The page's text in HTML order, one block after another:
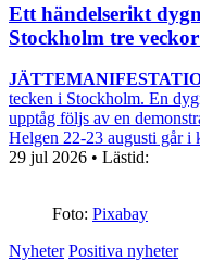
Ett händelserikt
Stockholm tre
tecken i Stockholm. En
upptåg följs av en
Helgen 22-23 augusti går i
29 jul 2026 • Lästid:
Foto: Pixabay
Nyheter Positiva nyheter